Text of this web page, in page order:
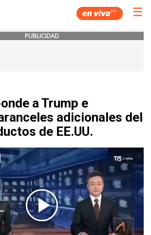
☰
PUBLICIDAD
a Trump e
adicionales del
de EE.UU.